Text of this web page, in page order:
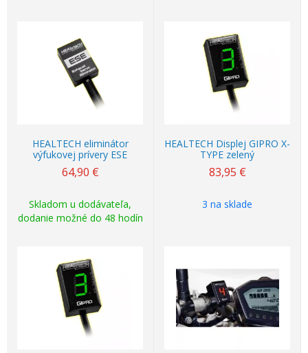
HEALTECH eliminátor
výfukovej prívery ESE
64,90 €
Skladom u dodávateľa,
dodanie možné do 48 hodín
HEALTECH Displej GIPRO X-
TYPE zelený
83,95 €
3 na sklade